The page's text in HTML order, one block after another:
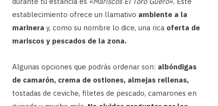
establecimiento ofrece un llamativo ambiente a la
marinera y, como su nombre lo dice, una rica oferta de
mariscos y pescados de la zona.
Algunas opciones que podrás ordenar son: albóndigas
de camarón, crema de ostiones, almejas rellenas,
tostadas de ceviche, filetes de pescado, camarones en